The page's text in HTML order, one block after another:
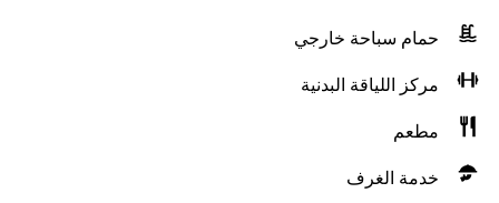
حمام سباحة خارجي
مركز اللياقة البدنية
مطعم
خدمة الغرف